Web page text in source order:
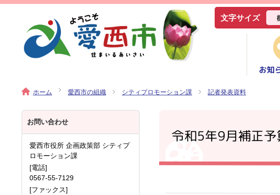
文字サイズ
お知
ホーム 愛西市の組織 シティプロモーション課 記者発表資料
令和5年9月補正
お問い合わせ
愛西市役所 企画政策部 シティプ
ロモーション課
[電話]
0567-55-7129
[ファックス]